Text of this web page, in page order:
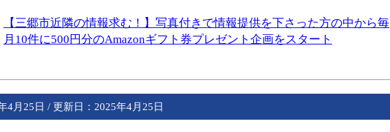
【三郷市近隣の情報求む！】写真付きで情報提供を下さった方の中から毎
月10件に500円分のAmazonギフト券プレゼント企画をスタート
4月25日 / 更新日： 2025年4月25日